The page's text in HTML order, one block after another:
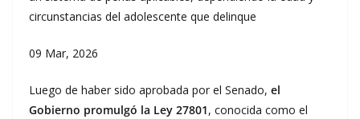
circunstancias del adolescente que delinque
09 Mar, 2026
Luego de haber sido aprobada por el Senado, el
Gobierno promulgó la Ley 27801, conocida como el